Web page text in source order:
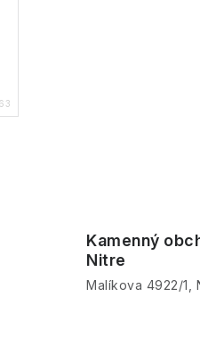
Kamenný
Nitre
Malíkova 4922/1,